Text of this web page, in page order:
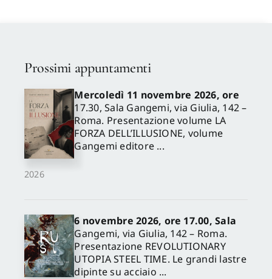
Prossimi appuntamenti
2026
Mercoledì 11 novembre 2026, ore
17.30, Sala Gangemi, via Giulia, 142 –
Roma. Presentazione volume LA
FORZA DELL’ILLUSIONE, volume
Gangemi editore ...
6 novembre 2026, ore 17.00, Sala
Gangemi, via Giulia, 142 – Roma.
Presentazione REVOLUTIONARY
UTOPIA STEEL TIME. Le grandi lastre
dipinte su acciaio ...